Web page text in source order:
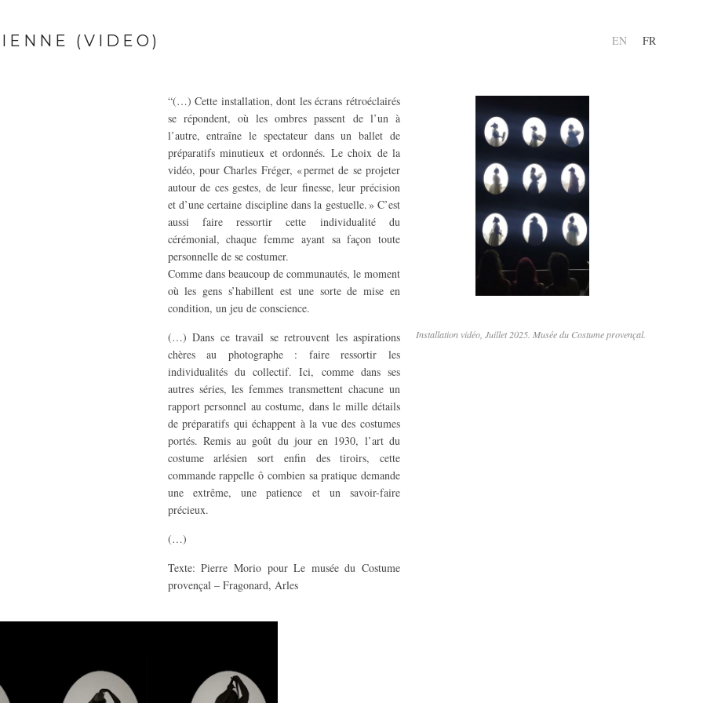
(VIDEO) EN FR
“(…) Cette installation, dont les écrans rétroéclairés
se répondent, où les ombres passent de l’un à
l’autre, entraîne le spectateur dans un ballet de
préparatifs minutieux et ordonnés. Le choix de la
vidéo, pour Charles Fréger, « permet de se projeter
autour de ces gestes, de leur finesse, leur précision
et d’une certaine discipline dans la gestuelle. » C’est
aussi faire ressortir cette individualité du
cérémonial, chaque femme ayant sa façon toute
personnelle de se costumer.
Comme dans beaucoup de communautés, le moment
où les gens s’habillent est une sorte de mise en
condition, un jeu de conscience.
(…) Dans ce travail se retrouvent les aspirations
chères au photographe : faire ressortir les
individualités du collectif. Ici, comme dans ses
autres séries, les femmes transmettent chacune un
rapport personnel au costume, dans le mille détails
de préparatifs qui échappent à la vue des costumes
portés. Remis au goût du jour en 1930, l’art du
costume arlésien sort enfin des tiroirs, cette
commande rappelle ô combien sa pratique demande
une extrême, une patience et un savoir-faire
précieux.
(…)
Texte: Pierre Morio pour Le musée du Costume
provençal – Fragonard, Arles
Installation vidéo, Juillet 2025. Musée du Costume provençal.